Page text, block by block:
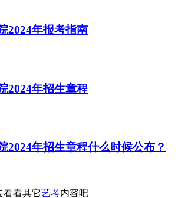
2024年报考指南
2024年招生章程
2024年招生章程什么时候公布？
看看其它艺考内容吧